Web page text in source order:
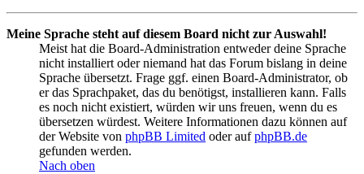
Meine Sprache steht auf diesem Board nicht zur Auswahl!
Meist hat die Board-Administration entweder deine Sprache
nicht installiert oder niemand hat das Forum bislang in deine
Sprache übersetzt. Frage ggf. einen Board-Administrator, ob
er das Sprachpaket, das du benötigst, installieren kann. Falls
es noch nicht existiert, würden wir uns freuen, wenn du es
übersetzen würdest. Weitere Informationen dazu können auf
der Website von phpBB Limited oder aufphpBB.de
gefunden werden.
Nach oben